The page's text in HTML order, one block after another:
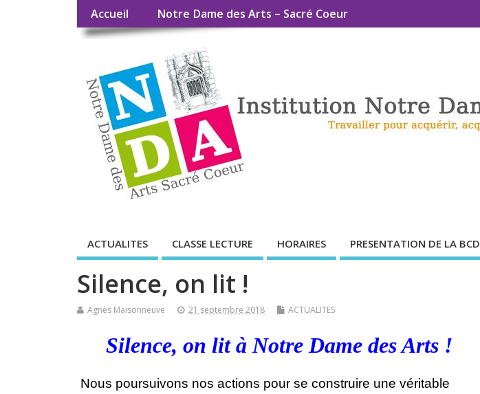
Accueil Notre Dame des Arts – Sacré Coeur
ACTUALITES CLASSE LECTURE HORAIRES PRESENTATION DE LA BCD
Silence, on lit !
Agnès Maisonneuve 21 septembre 2018 ACTUALITES
Silence, on lit à Notre Dame des Arts !
Nous poursuivons nos actions pour se construire une véritable